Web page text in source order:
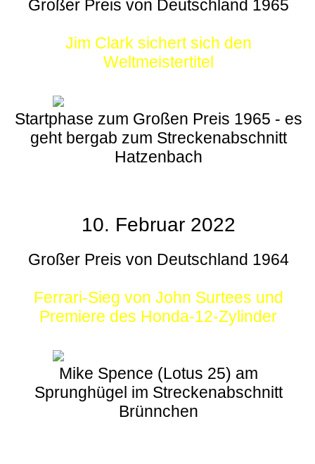
Großer Preis von Deutschland 1965
Jim Clark sichert sich den
Weltmeistertitel
Startphase zum Großen Preis 1965 - es
geht bergab zum Streckenabschnitt
Hatzenbach
10. Februar 2022
Großer Preis von Deutschland 1964
Ferrari-Sieg von John Surtees und
Premiere des Honda-12-Zylinder
Mike Spence (Lotus 25) am
Sprunghügel im Streckenabschnitt
Brünnchen